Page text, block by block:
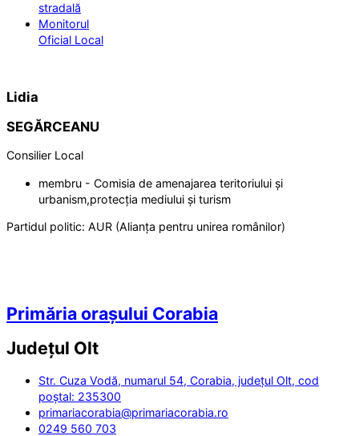
stradală
Monitorul
Oficial Local
Lidia
SEGĂRCEANU
Consilier Local
membru - Comisia de amenajarea teritoriului și
urbanism,protecția mediului și turism
Partidul politic: AUR (Alianța pentru unirea românilor)
Primăria orașului Corabia
Județul Olt
Str. Cuza Vodă, numarul 54, Corabia, județul Olt, cod
poștal: 235300
primariacorabia@primariacorabia.ro
0249 560 703